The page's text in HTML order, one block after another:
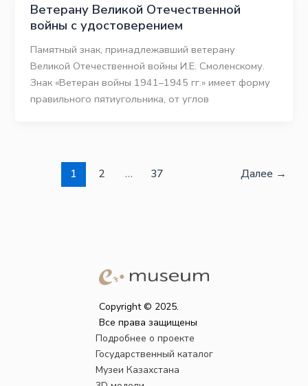
Ветерану Великой Отечественной
войны с удостоверением
Памятный знак, принадлежавший ветерану
Великой Отечественной войны И.Е. Смоленскому.
Знак «Ветеран войны 1941–1945 гг.» имеет форму
правильного пятиугольника, от углов
1 2 … 37 Далее →
Copyright © 2025.
Все права защищены
Подробнее о проекте
Государственный каталог
Музеи Казахстана